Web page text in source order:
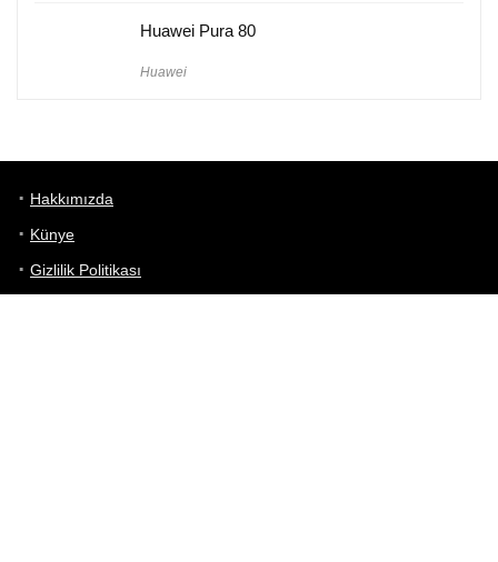
Huawei Pura 80
Huawei
Hakkımızda
Künye
Gizlilik Politikası